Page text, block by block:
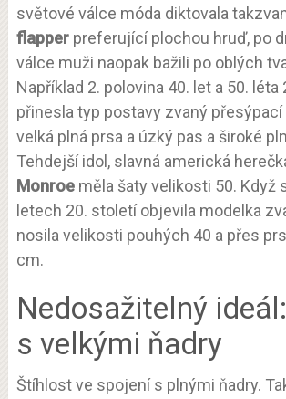
světové válce móda diktovala
flapperpreferující plochou hruď, po
válce muži naopak bažili po oblých
Například 2. polovina 40. let a 50. léta
přinesla typ postavy zvaný přesýpací
velká plná prsa a úzký pas a široké
Tehdejší idol, slavná americká
Monroeměla šaty velikosti 50. Když
letech 20. století objevila modelka
nosila velikosti pouhých 40 a přes
cm.
Nedosažitelný
s velkými ňadry
Štíhlost ve spojení s plnými ňadry.